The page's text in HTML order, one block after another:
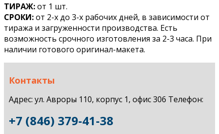
ТИРАЖ:от 1 шт.
СРОКИ:от 2-х до 3-х рабочих дней, в зависимости от
тиража и загруженности производства. Есть
возможность срочного изготовления за 2-3 часа. При
наличии готового оригинал-макета.
Контакты
Адрес: ул. Авроры 110, корпус 1, офис 306 Телефон:
+7 (846) 379-41-38